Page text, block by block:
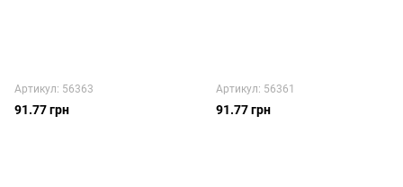
Артикул: 56363
91.77 грн
Артикул: 56361
91.77 грн